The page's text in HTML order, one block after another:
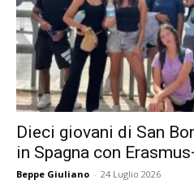
Dieci giovani di San
in Spagna con
Beppe Giuliano - 24 Luglio 2026